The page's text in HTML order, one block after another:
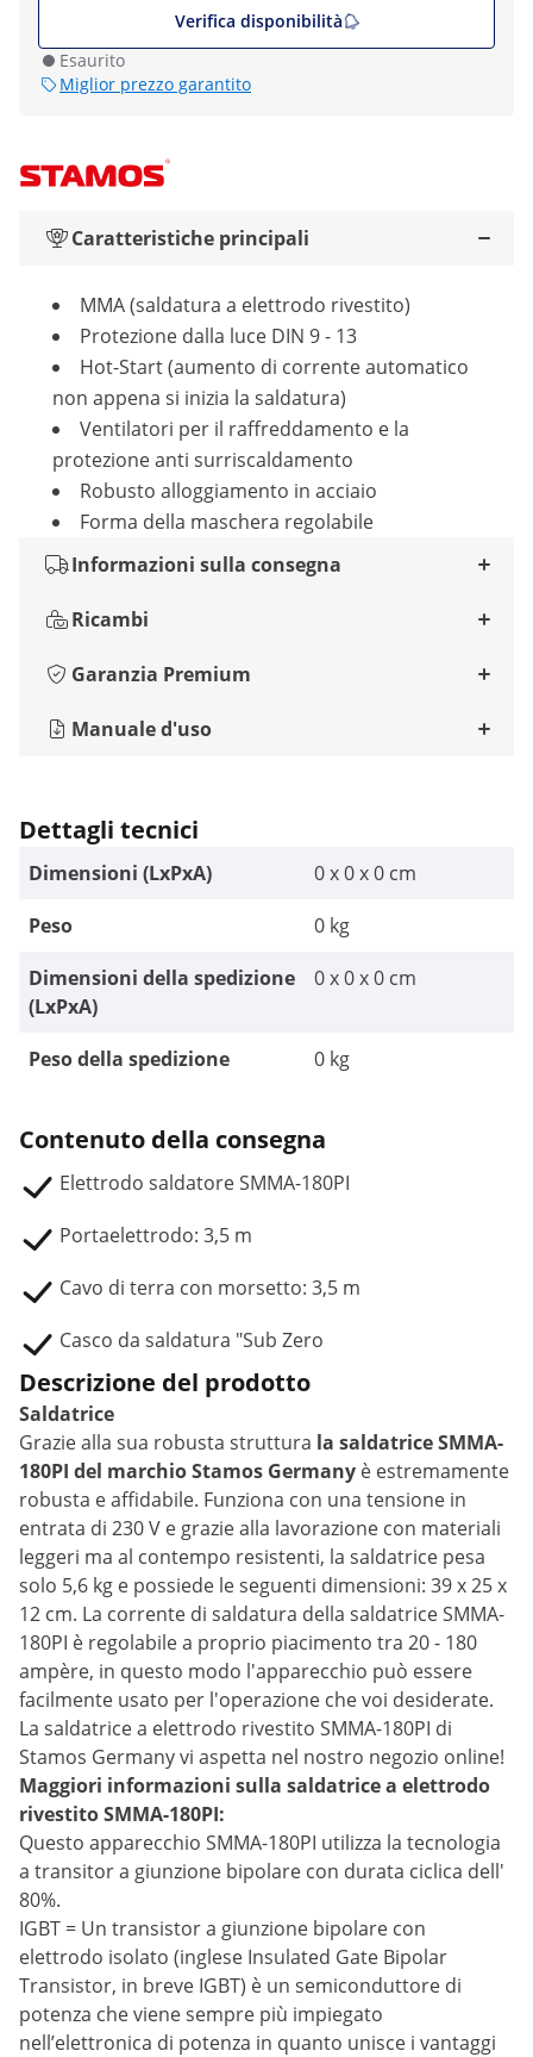
Verifica disponibilità
Esaurito
Miglior prezzo garantito
Caratteristiche principali
MMA (saldatura a elettrodo rivestito)
Protezione dalla luce DIN 9 - 13
Hot-Start (aumento di corrente automatico
non appena si inizia la saldatura)
Ventilatori per il raffreddamento e la
protezione anti surriscaldamento
Robusto alloggiamento in acciaio
Forma della maschera regolabile
Informazioni sulla consegna
Ricambi
Garanzia Premium
Manuale d'uso
Dettagli tecnici
Dimensioni (LxPxA)
0 x 0 x 0 cm
Peso
0 kg
Dimensioni della spedizione
(LxPxA)
0 x 0 x 0 cm
Peso della spedizione 0 kg
Contenuto della consegna
Elettrodo saldatore SMMA-180PI
Portaelettrodo: 3,5 m
Cavo di terra con morsetto: 3,5 m
Casco da saldatura "Sub Zero
Descrizione del prodotto
Saldatrice
Grazie alla sua robusta struttura la saldatrice SMMA-
180PI del marchio Stamos Germany è estremamente
robusta e affidabile. Funziona con una tensione in
entrata di 230 V e grazie alla lavorazione con materiali
leggeri ma al contempo resistenti, la saldatrice pesa
solo 5,6 kg e possiede le seguenti dimensioni: 39 x 25 x
12 cm. La corrente di saldatura della saldatrice SMMA-
180PI è regolabile a proprio piacimento tra 20 - 180
ampère, in questo modo l'apparecchio può essere
facilmente usato per l'operazione che voi desiderate.
La saldatrice a elettrodo rivestito SMMA-180PI di
Stamos Germany vi aspetta nel nostro negozio online!
Maggiori informazioni sulla saldatrice a elettrodo
rivestito SMMA-180PI:
Questo apparecchio SMMA-180PI utilizza la tecnologia
a transitor a giunzione bipolare con durata ciclica dell'
80%.
IGBT = Un transistor a giunzione bipolare con
elettrodo isolato (inglese Insulated Gate Bipolar
Transistor, in breve IGBT) è un semiconduttore di
potenza che viene sempre più impiegato
nell’elettronica di potenza in quanto unisce i vantaggi